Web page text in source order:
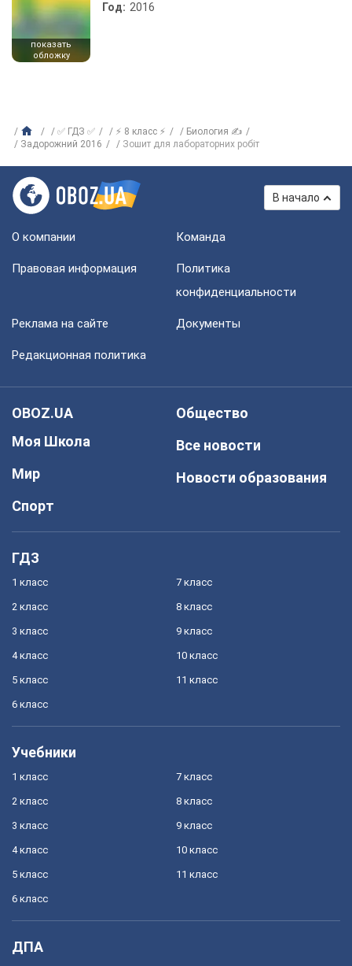
показать
обложку
Год: 2016
✅ ГДЗ ✅ ⚡ 8 класс ⚡
Биология ✍
Задорожний 2016
Зошит для лабораторних робіт
В начало
О компании Команда
Правовая информация
Политика
конфиденциальности
Реклама на сайте Документы
Редакционная политика
OBOZ.UA
Моя Школа
Мир
Спорт
Общество
Все новости
Новости образования
ГДЗ
1 класс
2 класс
3 класс
4 класс
5 класс
6 класс
7 класс
8 класс
9 класс
10 класс
11 класс
Учебники
1 класс
2 класс
3 класс
4 класс
5 класс
6 класс
7 класс
8 класс
9 класс
10 класс
11 класс
ДПА